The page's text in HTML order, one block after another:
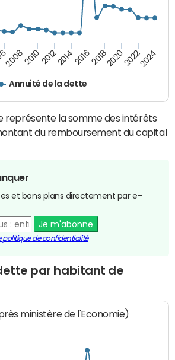
Annuité de la dette
200820102012201420162018202020222024
représente la somme des intérêts
du remboursement du capital
et bons plans directement par e-
Je m'abonne
politique de confidentialité
par habitant de
ministère de l'Economie)